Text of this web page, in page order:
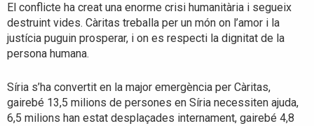
El conflicte ha creat una enorme crisi humanitària i segueix
destruint vides. Càritas treballa per un món on l’amor i la
justícia puguin prosperar, i on es respecti la dignitat de la
persona humana.
Síria s’ha convertit en la major emergència per Càritas,
gairebé 13,5 milions de persones en Síria necessiten ajuda,
6,5 milions han estat desplaçades internament, gairebé 4,8